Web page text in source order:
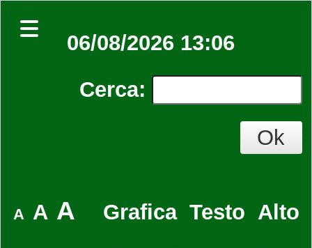
06/08/2026 13:06
Cerca:
A A A Grafica Testo Alto